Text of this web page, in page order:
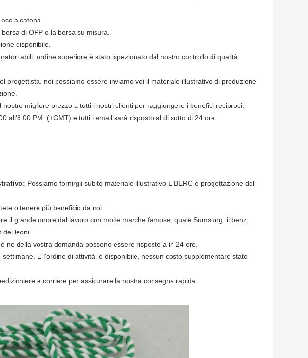
a catena
di OPP o la borsa su misura.
disponibile.
abili, ordine superiore è stato ispezionato dal nostro controllo di qualità
progettista, noi possiamo essere inviamo voi il materiale illustrativo di produzione
migliore prezzo a tutti i nostri clienti per raggiungere i benefici reciproci.
all'8:00 PM. (+GMT) e tutti i email sarà risposto al di sotto di 24 ore.
Possiamo fornirgli subito materiale illustrativo LIBERO e progettazione del
ottenere più beneficio da noi
il grande onore dal lavoro con molte marche famose, quale Sumsung, il benz,
dei leoni.
ne della vostra domanda possono essere risposte a in 24 ore.
settimane. E l'ordine di attività è disponibile, nessun costo supplementare stato
e corriere per assicurare la nostra consegna rapida.